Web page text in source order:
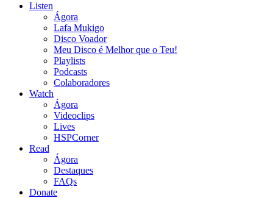
Listen
Ágora
Lafa Mukigo
Disco Voador
Meu Disco é Melhor que o Teu!
Playlists
Podcasts
Colaboradores
Watch
Ágora
Videoclips
Lives
HSPCorner
Read
Ágora
Destaques
FAQs
Donate